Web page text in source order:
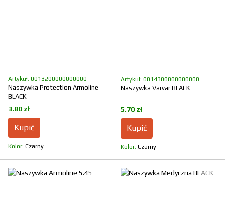
Artykuł: 0013200000000000
Naszywka Protection Armoline
BLACK
3.80 zł
Kupić
Kolor Czarny
Artykuł: 0014300000000000
Naszywka Varvar BLACK
5.70 zł
Kupić
Kolor Czarny